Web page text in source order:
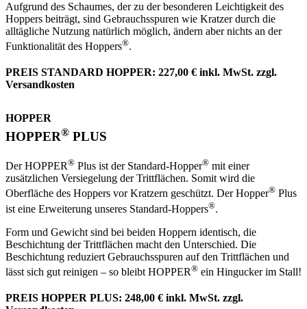
Aufgrund des Schaumes, der zu der besonderen Leichtigkeit des
Hoppers beiträgt, sind Gebrauchsspuren wie Kratzer durch die
alltägliche Nutzung natürlich möglich, ändern aber nichts an der
Funktionalität des Hoppers®.
PREIS STANDARD HOPPER: 227,00 € inkl. MwSt. zzgl.
Versandkosten
HOPPER
HOPPER® PLUS
Der HOPPER® Plus ist der Standard-Hopper® mit einer
zusätzlichen Versiegelung der Trittflächen. Somit wird die
Oberfläche des Hoppers vor Kratzern geschützt. Der Hopper® Plus
ist eine Erweiterung unseres Standard-Hoppers®.
Form und Gewicht sind bei beiden Hoppern identisch, die
Beschichtung der Trittflächen macht den Unterschied. Die
Beschichtung reduziert Gebrauchsspuren auf den Trittflächen und
lässt sich gut reinigen – so bleibt HOPPER® ein Hingucker im Stall!
PREIS HOPPER PLUS: 248,00 € inkl. MwSt. zzgl.